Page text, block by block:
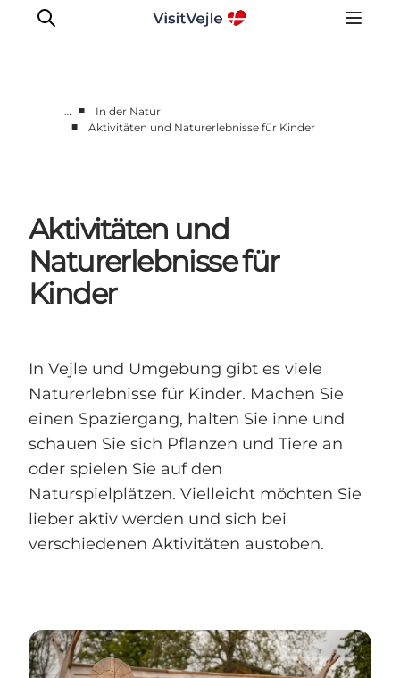
Inspiration
… ■
In der Natur
■
Aktivitäten und Naturerlebnisse für Kinder
Aktivitäten und
Naturerlebnisse für
Kinder
In Vejle und Umgebung gibt es viele
Naturerlebnisse für Kinder. Machen Sie
einen Spaziergang, halten Sie inne und
schauen Sie sich Pflanzen und Tiere an
oder spielen Sie auf den
Naturspielplätzen. Vielleicht möchten Sie
lieber aktiv werden und sich bei
verschiedenen Aktivitäten austoben.